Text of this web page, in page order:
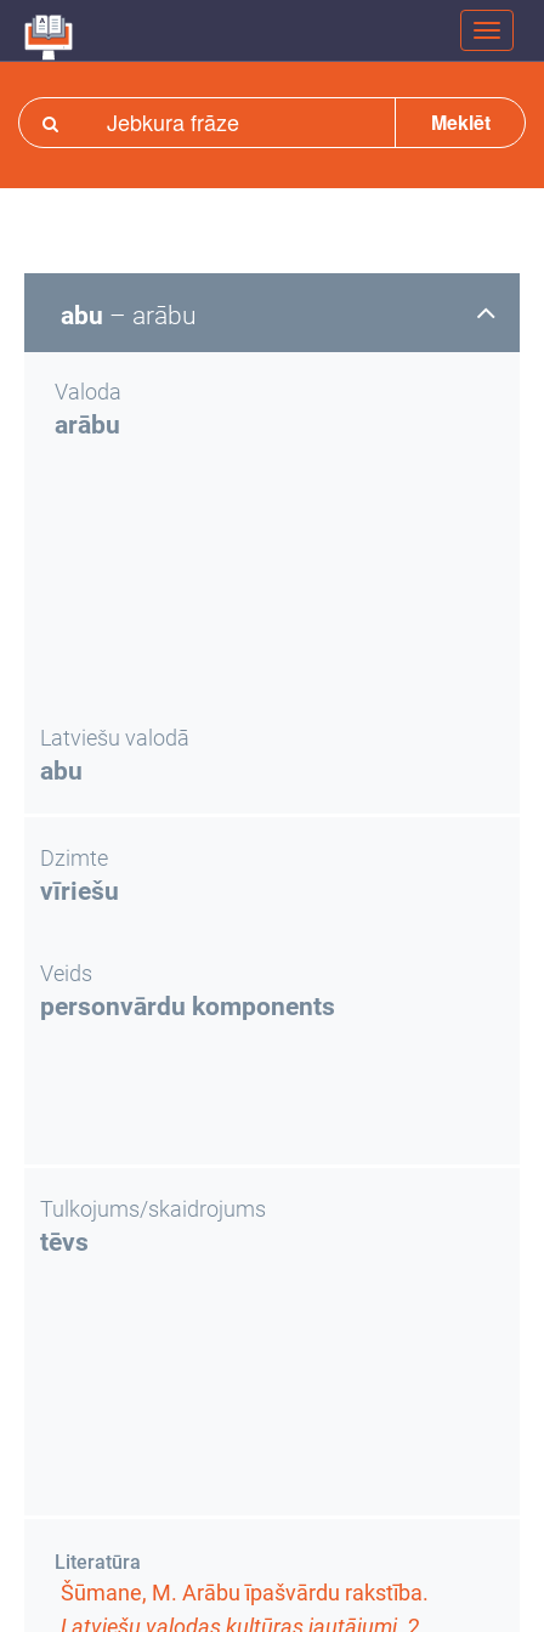
Meklēt
abu – arābu
Valoda
arābu
Latviešu valodā
abu
Dzimte
vīriešu
Veids
personvārdu komponents
Tulkojums/skaidrojums
tēvs
Literatūra
Šūmane, M. Arābu īpašvārdu rakstība.
Latviešu valodas kultūras jautājumi 2.